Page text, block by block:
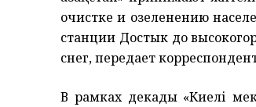
очистке и озеленению
станции Достык до
снег, передает
В рамках декады «Киелі